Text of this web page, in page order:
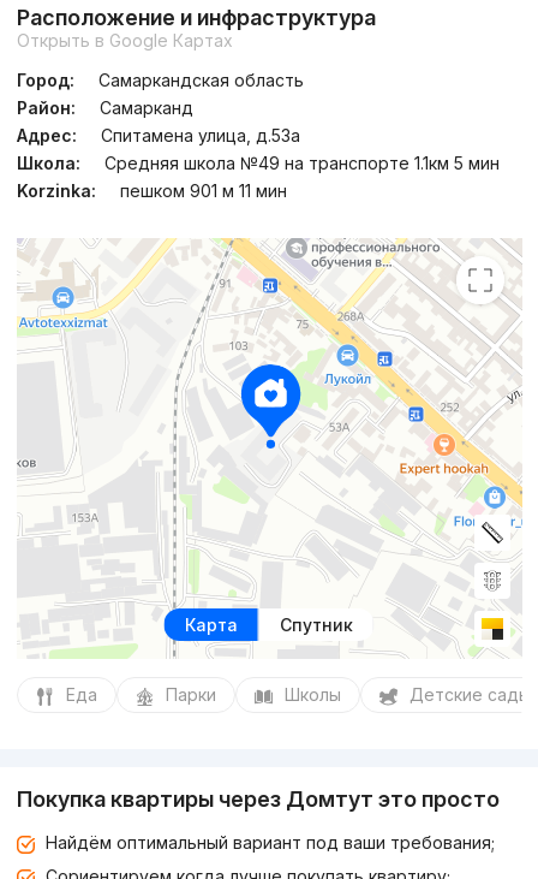
Расположение и инфраструктура
Открыть в Google Картах
Город:
Самаркандская область
Район:
Самарканд
Адрес:
Спитамена улица, д.53а
Школа:
Средняя школа №49 на транспорте 1.1км 5 мин
Korzinka:
пешком 901 м 11 мин
Карта Спутник
Еда Парки Школы Детские сады
Покупка квартиры через Домтут это просто
Найдём оптимальный вариант под ваши требования;